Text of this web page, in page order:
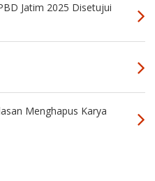
Jatim 2025 Disetujui
Menghapus Karya